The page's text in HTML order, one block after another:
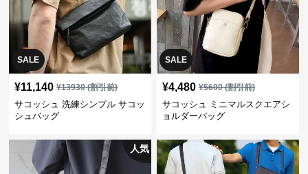
SALE
¥11,140 ¥13930(割引前)
サコッシュ 洗練シンプル サコッ
シュバッグ
SALE
¥4,480 ¥5600(割引前)
サコッシュ ミニマルスクエアシ
ョルダーバッグ
人気